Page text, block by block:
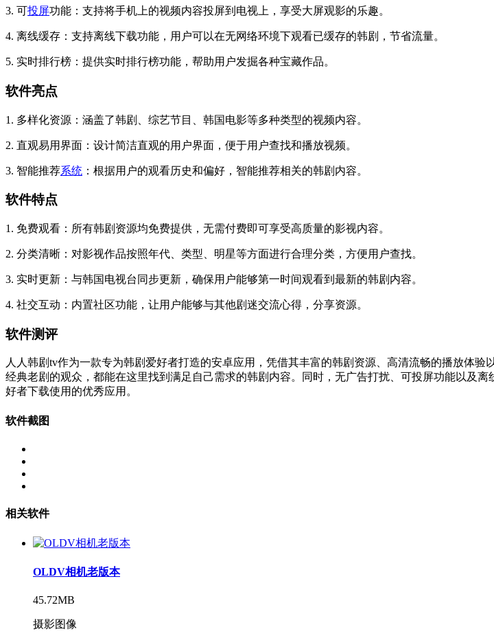
3. 可投屏功能：支持将手机上的视频内容投屏到电视上，享受大屏观影的乐趣。
4. 离线缓存：支持离线下载功能，用户可以在无网络环境下观看已缓存的韩剧，节省流量。
5. 实时排行榜：提供实时排行榜功能，帮助用户发掘各种宝藏作品。
软件亮点
1. 多样化资源：涵盖了韩剧、综艺节目、韩国电影等多种类型的视频内容。
2. 直观易用界面：设计简洁直观的用户界面，便于用户查找和播放视频。
3. 智能推荐系统 ：根据用户的观看历史和偏好，智能推荐相关的韩剧内容。
软件特点
1. 免费观看：所有韩剧资源均免费提供，无需付费即可享受高质量的影视内容。
2. 分类清晰：对影视作品按照年代、类型、明星等方面进行合理分类，方便用户查找。
3. 实时更新：与韩国电视台同步更新，确保用户能够第一时间观看到最新的韩剧内容。
4. 社交互动：内置社区功能，让用户能够与其他剧迷交流心得，分享资源。
软件测评
人人韩剧tv作为一款专为韩剧爱好者打造的安卓应用，凭借其丰富的韩剧资源、高清流畅的播放体
经典老剧的观众，都能在这里找到满足自己需求的韩剧内容。同时，无广告打扰、可投屏功能以及
好者下载使用的优秀应用。
软件截图
相关软件
OLDV相机老版本
45.72MB
摄影图像